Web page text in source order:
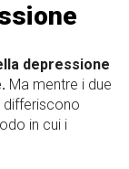
depressione
Ma mentre i due
differiscono
in cui i